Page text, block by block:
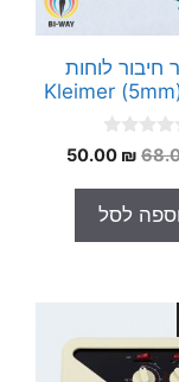
חיבור לוחות
המחיר
היה:
68.00 ₪.
50.00 ₪
המחיר
לסל